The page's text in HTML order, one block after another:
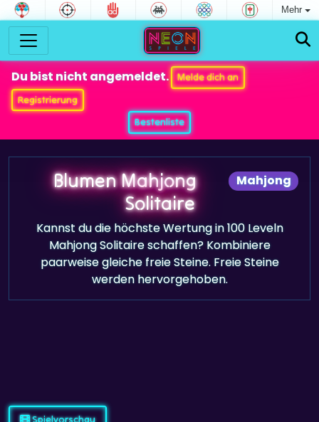
Mehr
Du bist nicht angemeldet.
Melde dich an
Registrierung
Bestenliste
Mahjong
Blumen Mahjong
Solitaire
Kannst du die höchste Wertung in 100 Leveln
Mahjong Solitaire schaffen? Kombiniere
paarweise gleiche freie Steine. Freie Steine
werden hervorgehoben.
Spielvorschau